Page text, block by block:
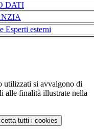
DATI
Esperti esterni
utilizzati si avvalgono di
alle finalità illustrate nella
tutti i cookies